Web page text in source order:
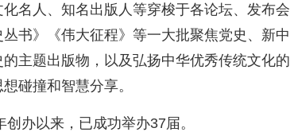
名人、知名出版人等穿梭于各论坛、发布会
书》《伟大征程》等一大批聚焦党史、新中
主题出版物，以及弘扬中华优秀传统文化的
碰撞和智慧分享。
办以来，已成功举办37届。